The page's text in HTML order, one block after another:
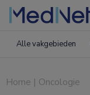
Alle vakgebieden
Home | Oncologie